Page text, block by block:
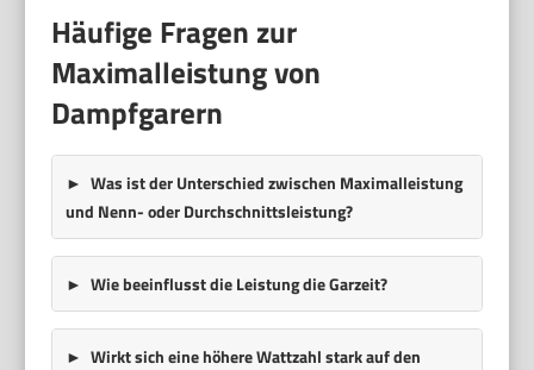
Häufige Fragen zur
Maximalleistung von
Dampfgarern
Was ist der Unterschied zwischen Maximalleistung
und Nenn- oder Durchschnittsleistung?
Wie beeinflusst die Leistung die Garzeit?
Wirkt sich eine höhere Wattzahl stark auf den